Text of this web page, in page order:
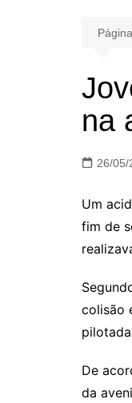
na
26/05/
Um
fim de
colisão
De
da